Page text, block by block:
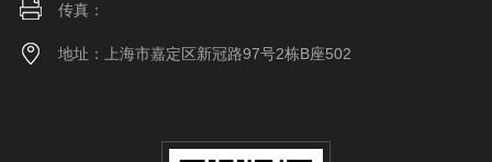
传真：
地址：上海市嘉定区新冠路97号2栋B座502